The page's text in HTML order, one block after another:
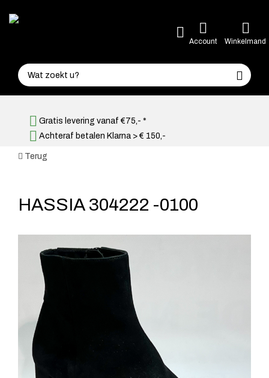
Account Winkelmand
Gratis levering vanaf €75,- *
Achteraf betalen Klarna > € 150,-
Terug
HASSIA 304222 -0100